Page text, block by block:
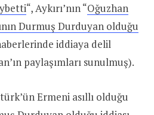
“, Aykırı’nın “Oğuzhan
Durmuş Durduyan olduğu
iddiaya delil
paylaşımları sunulmuş).
Ermeni asıllı olduğu